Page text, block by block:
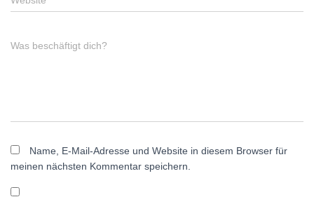
Was beschäftigt dich?
Name, E-Mail-Adresse und Website in diesem Browser für
meinen nächsten Kommentar speichern.